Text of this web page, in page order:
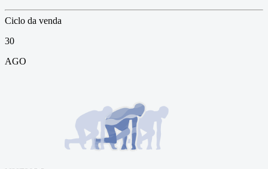
Ciclo da venda
30
AGO